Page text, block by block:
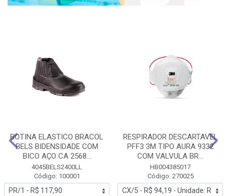
BOTINA ELASTICO BRACOL
BELS BIDENSIDADE COM
BICO AÇO CA 2568...
4045BELS2400LL
Código: 100001
RESPIRADOR DESCARTAVEL
PFF3 3M TIPO AURA 9332
COM VALVULA BR...
HB004385017
Código: 270025